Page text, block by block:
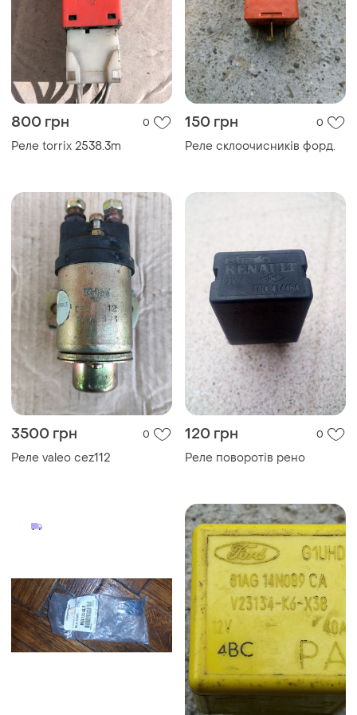
800 грн 0
Реле torrix 2538.3m
150 грн 0
Реле склоочисників форд.
3500 грн 0
Реле valeo cez112
120 грн 0
Реле поворотів рено